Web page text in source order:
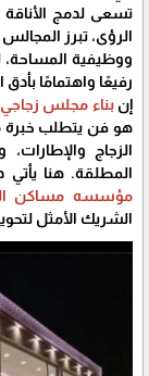
تسعى لدمج
الرؤى، تبرز
ووظيفية المساحة،
رفيعًا واهتمامًا بأدق
إنبناء مجلس زجاجي
هو فن يتطلب خبرة
الزجاج
المطلقة. هنا يأتي
مؤسسه مساكن
الشريك الأمثل